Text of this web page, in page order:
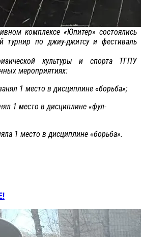
комплексе «Юпитер» состоялись
турнир по джиу-джитсу и фестиваль
культуры и спорта ТГПУ
мероприятиях:
1 место в дисциплине «борьба»;
1 место в дисциплине «фул-
1 место в дисциплине «борьба».